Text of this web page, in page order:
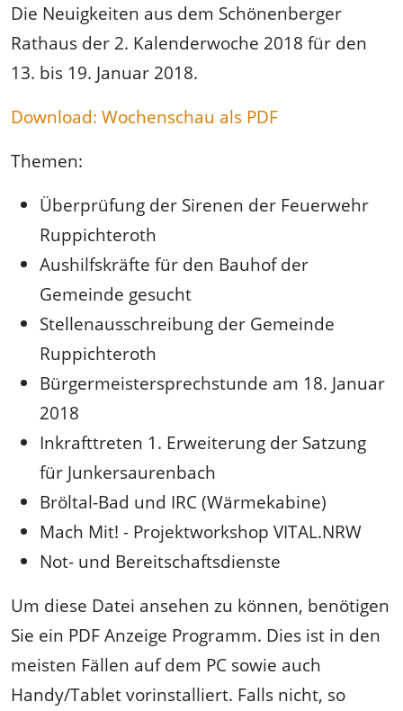
Die Neuigkeiten aus dem Schönenberger
Rathaus der 2. Kalenderwoche 2018 für den
13. bis 19. Januar 2018.
Download: Wochenschau als PDF
Themen:
Überprüfung der Sirenen der Feuerwehr
Ruppichteroth
Aushilfskräfte für den Bauhof der
Gemeinde gesucht
Stellenausschreibung der Gemeinde
Ruppichteroth
Bürgermeistersprechstunde am 18. Januar
2018
Inkrafttreten 1. Erweiterung der Satzung
für Junkersaurenbach
Bröltal-Bad und IRC (Wärmekabine)
Mach Mit! - Projektworkshop VITAL.NRW
Not- und Bereitschaftsdienste
Um diese Datei ansehen zu können, benötigen
Sie ein PDF Anzeige Programm. Dies ist in den
meisten Fällen auf dem PC sowie auch
Handy/Tablet vorinstalliert. Falls nicht, so